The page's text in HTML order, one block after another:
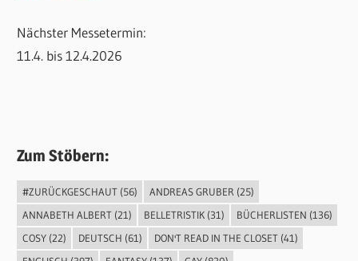
Nächster Messetermin:
11.4. bis 12.4.2026
Zum Stöbern:
#ZURÜCKGESCHAUT(56) ANDREAS GRUBER (25)
ANNABETH ALBERT(21) BELLETRISTIK(31) BÜCHERLISTEN (136)
COSY(22) DEUTSCH (61) DON'T READ IN THE CLOSET(41)